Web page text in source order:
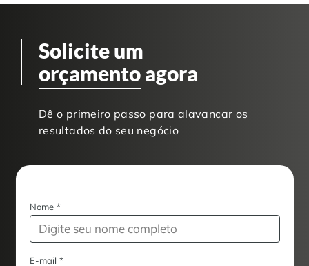
Solicite um
orçamento agora
Dê o primeiro passo para alavancar os
resultados do seu negócio
Nome *
E-mail *